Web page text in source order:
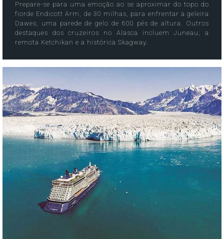
Prepare-se para uma emoção ao se aproximar do topo do
fiorde Endicott Arm, de 30 milhas, para enfrentar a geleira
Dawes, uma parede de gelo de 600 pés de altura. Outros
destaques dos cruzeiros no Alasca incluem Juneau; a
remota Ketchikan e a histórica Skagway.